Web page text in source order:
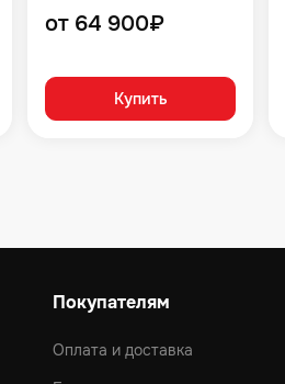
от 64 900₽
Купить
Покупателям
Оплата и доставка